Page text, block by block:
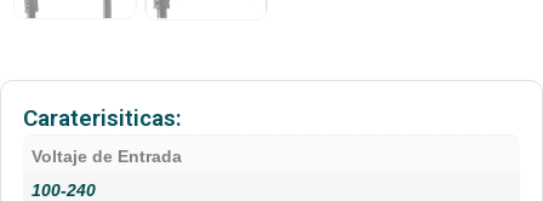
Caraterisiticas:
Voltaje de Entrada
100-240